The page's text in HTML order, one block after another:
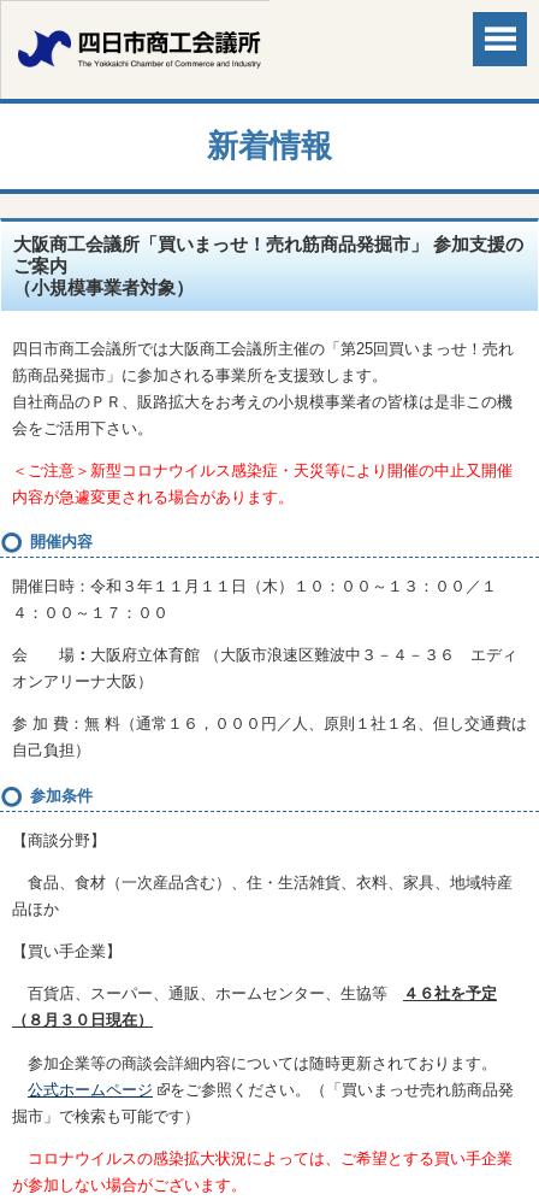
新着情報
大阪商工会議所「買いまっせ！売れ筋商品発掘市」 参加支援の
ご案内
（小規模事業者対象）
四日市商工会議所では大阪商工会議所主催の「第25回買いまっせ！売れ
筋商品発掘市」に参加される事業所を支援致します。
自社商品のＰＲ、販路拡大をお考えの小規模事業者の皆様は是非この機
会をご活用下さい。
＜ご注意＞新型コロナウイルス感染症・天災等により開催の中止又開催
内容が急遽変更される場合があります。
開催内容
開催日時：令和３年１１月１１日（木）１０：００～１３：００／１
４：００～１７：００
会 場 ： 大阪府立体育館 （大阪市浪速区難波中３－４－３６ エディ
オンアリーナ大阪）
参 加 費：無 料（通常１６，０００円／人、原則１社１名、但し交通費は
自己負担）
参加条件
【商談分野】
食品、食材（一次産品含む）、住・生活雑貨、衣料、家具、地域特産
品ほか
【買い手企業】
百貨店、スーパー、通販、ホームセンター、生協等
４６社を予定
（８月３０日現在）
参加企業等の商談会詳細内容については随時更新されております。
公式ホームページ
をご参照ください。（「買いまっせ売れ筋商品発
掘市」で検索も可能です）
コロナウイルスの感染拡大状況によっては、ご希望とする買い手企業
が参加しない場合がございます。